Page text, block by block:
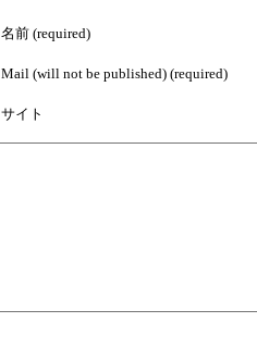
名前 (required)
Mail (will not be published) (required)
サイト